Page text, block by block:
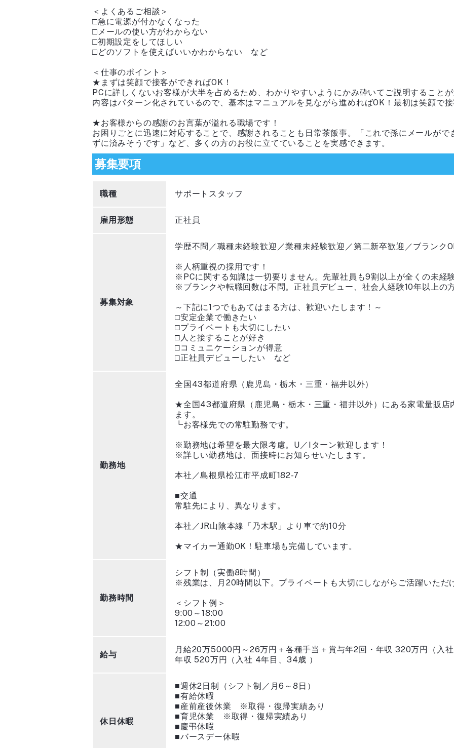
＜よくあるご相談＞
□急に電源が付かなくなった
□メールの使い方がわからない
□初期設定をしてほしい
□どのソフトを使えばいいかわからない など
＜仕事のポイント＞
★まずは笑顔で接客ができればOK！
PCに詳しくないお客様が大半を占めるため、わかりやすいようにかみ砕いてご説明すること
内容はパターン化されているので、基本はマニュアルを見ながら進めればOK！最初は笑顔で
★お客様からの感謝のお言葉が溢れる職場です！
お困りごとに迅速に対応することで、感謝されることも日常茶飯事。「これで孫にメールがで
ずに済みそうです」など、多くの方のお役に立てていることを実感できます。
募集要項
職種 サポートスタッフ
雇用形態 正社員
募集対象
学歴不問／職種未経験歓迎／業種未経験歓迎／第二新卒歓迎／ブランク
※人柄重視の採用です！
※PCに関する知識は一切要りません。先輩社員も9割以上が全くの未経
※ブランクや転職回数は不問。正社員デビュー、社会人経験10年以上の
～下記に1つでもあてはまる方は、歓迎いたします！～
□安定企業で働きたい
□プライベートも大切にしたい
□人と接することが好き
□コミュニケーションが得意
□正社員デビューしたい など
勤務地
全国43都道府県（鹿児島・栃木・三重・福井以外）
★全国43都道府県（鹿児島・栃木・三重・福井以外）にある家電量販店
ます。
┗お客様先での常駐勤務です。
※勤務地は希望を最大限考慮。U／Iターン歓迎します！
※詳しい勤務地は、面接時にお知らせいたします。
本社／島根県松江市平成町182-7
■交通
常駐先により、異なります。
本社／JR山陰本線「乃木駅」より車で約10分
★マイカー通勤OK！駐車場も完備しています。
勤務時間
シフト制（実働8時間）
※残業は、月20時間以下。プライベートも大切にしながらご活躍いただ
＜シフト例＞
9:00～18:00
12:00～21:00
給与
月給20万5000円～26万円＋各種手当＋賞与年2回・年収 320万円（入社
年収 520万円（入社 4年目、34歳 ）
休日休暇
■週休2日制（シフト制／月6～8日）
■有給休暇
■産前産後休業 ※取得・復帰実績あり
■育児休業 ※取得・復帰実績あり
■慶弔休暇
■バースデー休暇